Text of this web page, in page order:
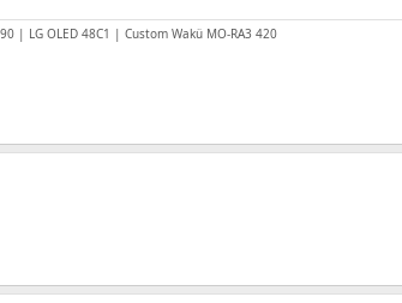
| LG OLED 48C1 | Custom Wakü MO-RA3 420